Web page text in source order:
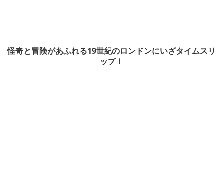
怪奇と冒険があふれる19世紀のロンドンにいざタイムスリ
ップ！